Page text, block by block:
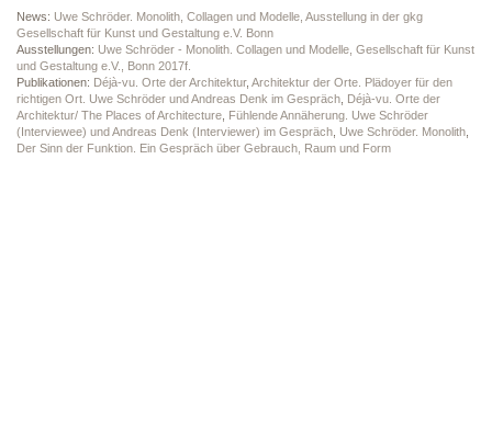
News: Uwe Schröder. Monolith, Collagen und Modelle, Ausstellung in der gkg
Gesellschaft für Kunst und Gestaltung e.V. Bonn
Ausstellungen: Uwe Schröder - Monolith. Collagen und Modelle, Gesellschaft für Kunst
und Gestaltung e.V., Bonn 2017f.
Publikationen: Déjà-vu. Orte der Architektur, Architektur der Orte. Plädoyer für den
richtigen Ort. Uwe Schröder und Andreas Denk im Gespräch Déjà-vu. Orte der
Architektur/ The Places of Architecture Fühlende Annäherung. Uwe Schröder
(Interviewee) und Andreas Denk (Interviewer) im Gespräch Uwe Schröder. Monolith
Der Sinn der Funktion. Ein Gespräch über Gebrauch, Raum und Form